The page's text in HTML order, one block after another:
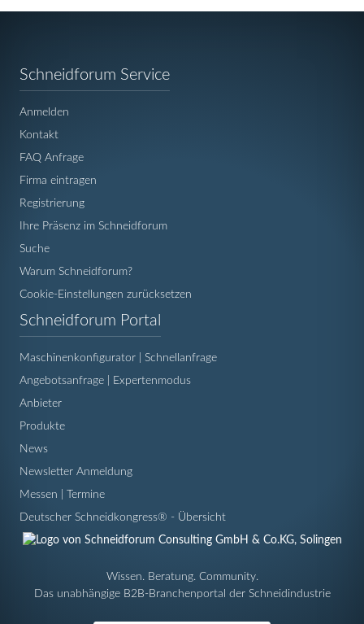
Schneidforum Service
Anmelden
Kontakt
FAQ Anfrage
Firma eintragen
Registrierung
Ihre Präsenz im Schneidforum
Suche
Warum Schneidforum?
Cookie-Einstellungen zurücksetzen
Schneidforum Portal
Maschinenkonfigurator | Schnellanfrage
Angebotsanfrage | Expertenmodus
Anbieter
Produkte
News
Newsletter Anmeldung
Messen | Termine
Deutscher Schneidkongress® - Übersicht
Wissen. Beratung. Community.
Das unabhängige B2B-Branchenportal der Schneidindustrie